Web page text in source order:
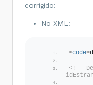
corrigido:
No XML:
<code>
<!--